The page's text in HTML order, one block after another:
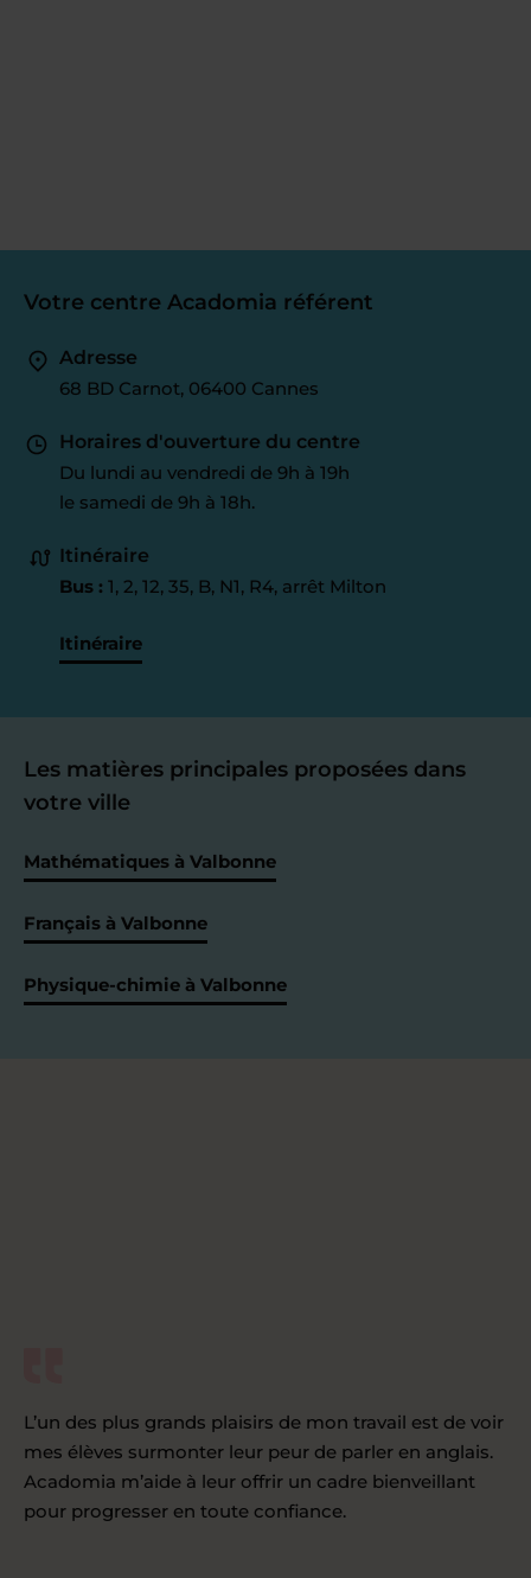
Votre centre Acadomia référent
Adresse
68 BD Carnot, 06400 Cannes
Horaires d'ouverture du centre
Du lundi au vendredi de 9h à 19h
le samedi de 9h à 18h.
Itinéraire
Bus : 1, 2, 12, 35, B, N1, R4, arrêt Milton
Itinéraire
Les matières principales proposées dans
votre ville
Mathématiques à Valbonne
Français à Valbonne
Physique-chimie à Valbonne
L’un des plus grands plaisirs de mon travail est de voir
mes élèves surmonter leur peur de parler en anglais.
Acadomia m’aide à leur offrir un cadre bienveillant
pour progresser en toute confiance.